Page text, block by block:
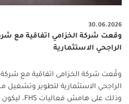
30.06.2026
وقعت شركة الخزامي اتفاقية مع
الراجحي الاستثمارية
وقّعت شركة الخزامى اتفاقية مع
الراجحي الاستثمارية لتطوير وتشغيل
وذلك على هامش فعاليات FHS، ليكون